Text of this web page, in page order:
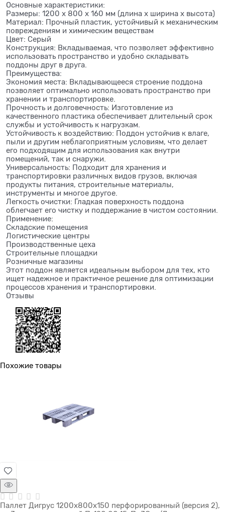
Основные характеристики:
Размеры: 1200 x 800 x 160 мм (длина х ширина х высота)
Материал: Прочный пластик, устойчивый к механическим
повреждениям и химическим веществам
Цвет: Серый
Конструкция: Вкладываемая, что позволяет эффективно
использовать пространство и удобно складывать
поддоны друг в друга.
Преимущества:
Экономия места: Вкладывающееся строение поддона
позволяет оптимально использовать пространство при
хранении и транспортировке.
Прочность и долговечность: Изготовление из
качественного пластика обеспечивает длительный срок
службы и устойчивость к нагрузкам.
Устойчивость к воздействию: Поддон устойчив к влаге,
пыли и другим неблагоприятным условиям, что делает
его подходящим для использования как внутри
помещений, так и снаружи.
Универсальность: Подходит для хранения и
транспортировки различных видов грузов, включая
продукты питания, строительные материалы,
инструменты и многое другое.
Легкость очистки: Гладкая поверхность поддона
облегчает его чистку и поддержание в чистом состоянии.
Применение:
Складские помещения
Логистические центры
Производственные цеха
Строительные площадки
Розничные магазины
Этот поддон является идеальным выбором для тех, кто
ищет надежное и практичное решение для оптимизации
процессов хранения и транспортировки.
Отзывы
Похожие товары
Паллет Дигрус 1200х800х150 перфорированный (версия 2),